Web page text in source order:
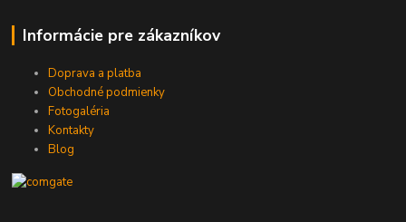
Informácie pre zákazníkov
Doprava a platba
Obchodné podmienky
Fotogaléria
Kontakty
Blog